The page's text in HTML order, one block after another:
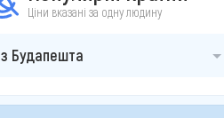
Ціни вказані за одну людину
з Будапешта